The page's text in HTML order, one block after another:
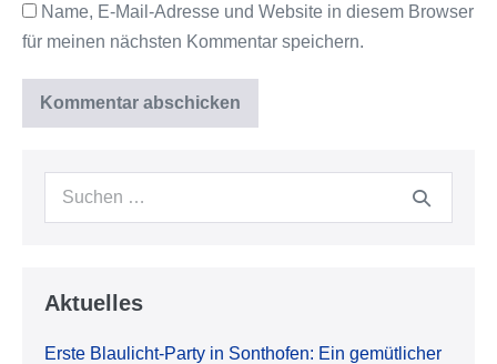
Name, E-Mail-Adresse und Website in diesem Browser
für meinen nächsten Kommentar speichern.
Suche
Aktuelles
Erste Blaulicht-Party in Sonthofen: Ein gemütlicher